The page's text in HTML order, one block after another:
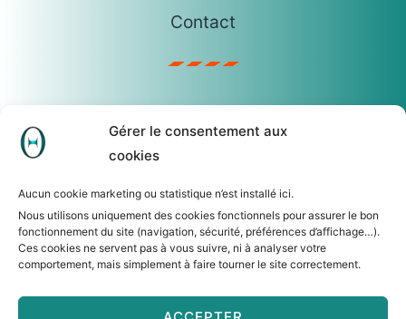
Gérer le consentement aux
cookies
Aucun cookie marketing ou statistique n’est installé ici.
Nous utilisons uniquement des cookies fonctionnels pour assurer le bon
fonctionnement du site (navigation, sécurité, préférences d’affichage…).
Ces cookies ne servent pas à vous suivre, ni à analyser votre
comportement, mais simplement à faire tourner le site correctement.
Contact
R. Lauwers, 62 – 1560 Hoeilaart
N° d’entreprise : 0465.279.306